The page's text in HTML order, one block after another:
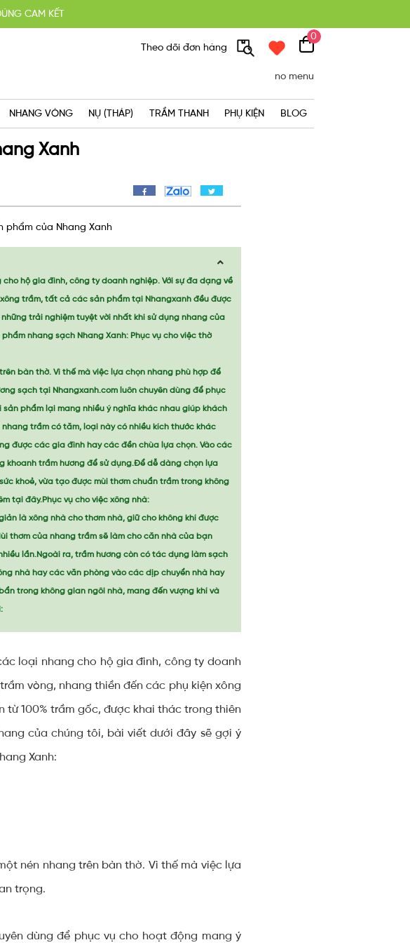
CAM KẾT
HÓA ĐƠN TRÊN 300K Theo dõi đơn hàng
0
no menu
NHANG VÒNG NỤ (THÁP) TRẦM THANH PHỤ KIỆN BLOG
Xanh
phẩm của Nhang Xanh
hộ gia đình, công ty doanh nghiệp. Với sự đa dạng về
trầm, tất cả các sản phẩm tại Nhangxanh đều được
trải nghiệm tuyệt vời nhất khi sử dụng nhang của
nhang sạch Nhang Xanh: Phục vụ cho việc thờ
bàn thờ. Vì thế mà việc lựa chọn nhang phù hợp để
sạch tại Nhangxanh.com luôn chuyên dùng để phục
phẩm lại mang nhiều ý nghĩa khác nhau giúp khách
trầm có tăm, loại này có nhiều kích thước khác
được các gia đình hay các đền chùa lựa chọn. Vào các
trầm hương để sử dụng.Để dễ dàng chọn lựa
khoẻ, vừa tạo được mùi thơm chuẩn trầm trong không
tại đây.Phục vụ cho việc xông nhà:
là xông nhà cho thơm nhà, giữ cho không khí được
thơm của nhang trầm sẽ làm cho căn nhà của bạn
lần.Ngoài ra, trầm hương còn có tác dụng làm sạch
nhà hay các văn phòng vào các dịp chuyển nhà hay
trong không gian ngôi nhà, mang đến vượng khí và
loại nhang cho hộ gia đình, công ty doanh
vòng, nhang thiền đến các phụ kiện xông
100% trầm gốc, được khai thác trong thiên
của chúng tôi, bài viết dưới đây sẽ gợi ý
Xanh:
nén nhang trên bàn thờ. Vì thế mà việc lựa
trọng.
dùng để phục vụ cho hoạt động mang ý